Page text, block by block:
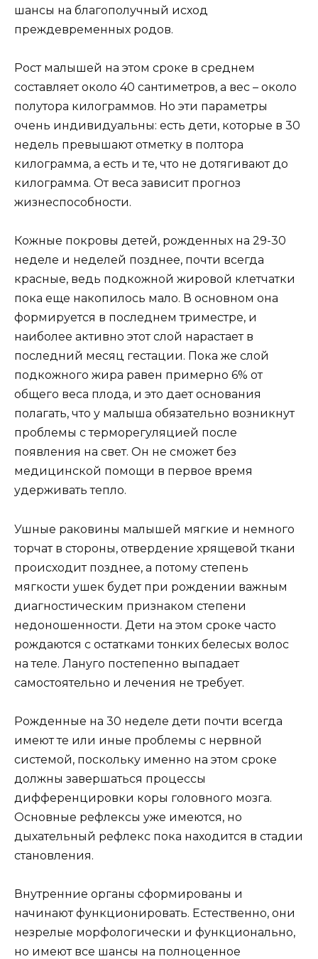
шансы на благополучный исход
преждевременных родов.
Рост малышей на этом сроке в среднем
составляет около 40 сантиметров, а вес – около
полутора килограммов. Но эти параметры
очень индивидуальны: есть дети, которые в 30
недель превышают отметку в полтора
килограмма, а есть и те, что не дотягивают до
килограмма. От веса зависит прогноз
жизнеспособности.
Кожные покровы детей, рожденных на 29-30
неделе и неделей позднее, почти всегда
красные, ведь подкожной жировой клетчатки
пока еще накопилось мало. В основном она
формируется в последнем триместре, и
наиболее активно этот слой нарастает в
последний месяц гестации. Пока же слой
подкожного жира равен примерно 6% от
общего веса плода, и это дает основания
полагать, что у малыша обязательно возникнут
проблемы с терморегуляцией после
появления на свет. Он не сможет без
медицинской помощи в первое время
удерживать тепло.
Ушные раковины малышей мягкие и немного
торчат в стороны, отвердение хрящевой ткани
происходит позднее, а потому степень
мягкости ушек будет при рождении важным
диагностическим признаком степени
недоношенности. Дети на этом сроке часто
рождаются с остатками тонких белесых волос
на теле. Лануго постепенно выпадает
самостоятельно и лечения не требует.
Рожденные на 30 неделе дети почти всегда
имеют те или иные проблемы с нервной
системой, поскольку именно на этом сроке
должны завершаться процессы
дифференцировки коры головного мозга.
Основные рефлексы уже имеются, но
дыхательный рефлекс пока находится в стадии
становления.
Внутренние органы сформированы и
начинают функционировать. Естественно, они
незрелые морфологически и функционально,
но имеют все шансы на полноценное